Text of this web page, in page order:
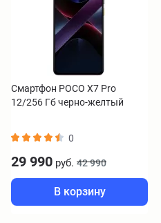
Смартфон POCO X7 Pro
12/256 Гб черно-желтый
0
29 990 руб. 42 990
В корзину